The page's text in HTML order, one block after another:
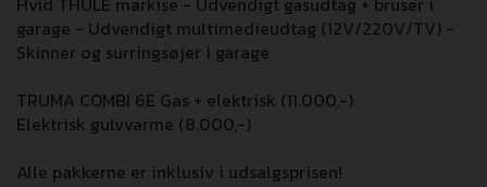
garage - Udvendigt multimedieudtag (12V/220V/TV) -
Skinner og surringsøjer i garage
TRUMA COMBI 6E Gas + elektrisk (11.000,-)
Elektrisk gulvvarme (8.000,-)
Alle pakkerne er inklusiv i udsalgsprisen!